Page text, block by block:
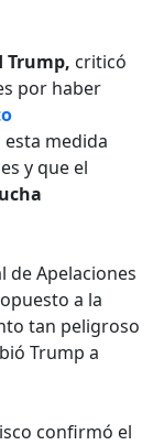
Trump, criticó
por haber
medida
y que el
de Apelaciones
a la
tan peligroso
Trump a
confirmó el